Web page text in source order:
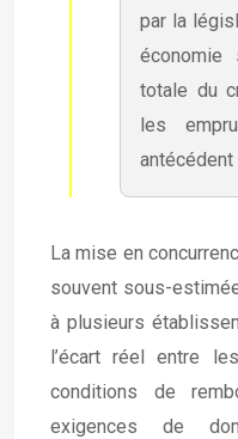
par la
économie
totale du
les
antécédent
La mise en
souvent sous-
à plusieurs
l’écart réel entre
conditions de
exigences de